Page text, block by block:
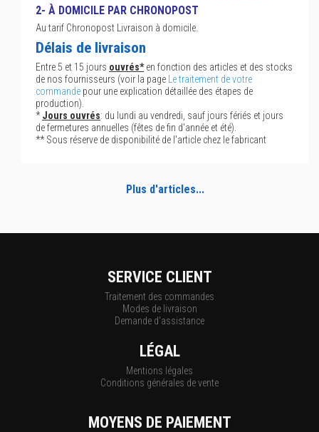
2- À DOMICILE PAR CHRONOPOST
Au tarif Chronopost Livraison à domicile.
Délais de livraison
Entre 5 et 15 jours ouvrés*en fonction des articles et des stocks
de nos fournisseurs (voir la page
Le traitement de votre
commande pour une explication détaillée des étapes de
production).
*Jours ouvrés: du lundi au vendredi, sauf jours fériés et jours
de fermetures annuelles (fêtes de fin d'année et été).
** Sous réserve de disponibilité de l'article chez le fabricant
Plus d'articles...
SERVICE CLIENT
Traitement des commandes
Modes de livraison
Demande d'assistance
LÉGAL
Mentions légales
Conditions générales de vente
MOYENS DE PAIEMENT